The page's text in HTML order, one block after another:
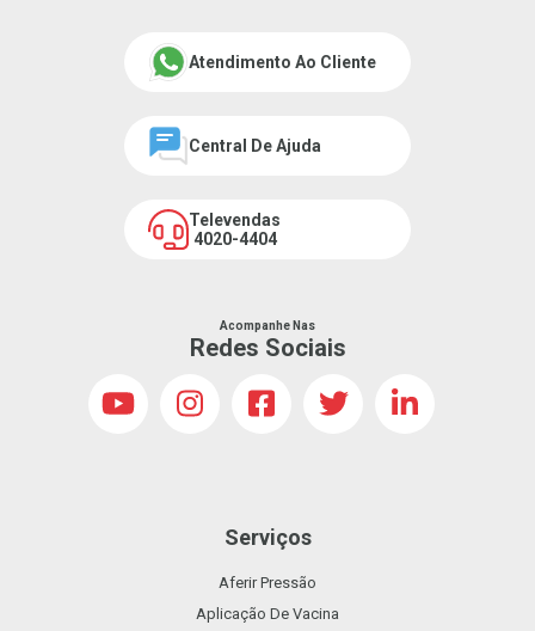
Atendimento Ao Cliente
Central De Ajuda
Televendas
4020-4404
Acompanhe Nas
Redes Sociais
Serviços
Aferir Pressão
Aplicação De Vacina